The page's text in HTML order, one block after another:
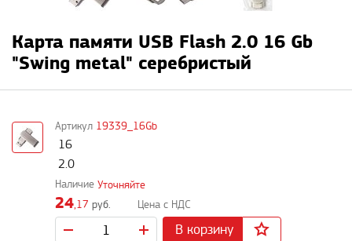
Карта памяти USB Flash 2.0 16 Gb
"Swing metal" серебристый
19339_16Gb
16
2.0
Уточняйте
24,17 руб.
В корзину